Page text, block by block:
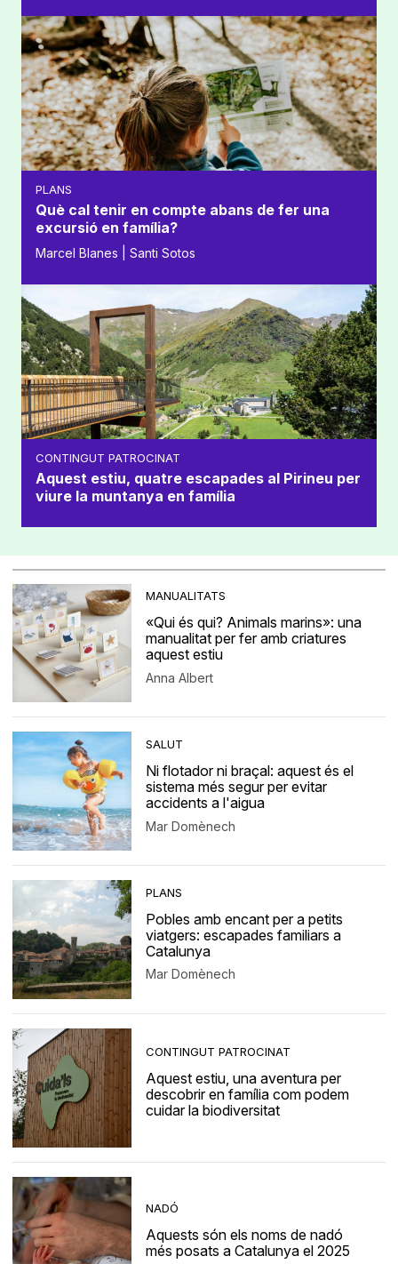
PLANS
Què cal tenir en compte abans de fer una
excursió en família?
Marcel Blanes | Santi Sotos
CONTINGUT PATROCINAT
Aquest estiu, quatre escapades al Pirineu per
viure la muntanya en família
MANUALITATS
«Qui és qui? Animals marins»: una
manualitat per fer amb criatures
aquest estiu
Anna Albert
SALUT
Ni flotador ni braçal: aquest és el
sistema més segur per evitar
accidents a l'aigua
Mar Domènech
PLANS
Pobles amb encant per a petits
viatgers: escapades familiars a
Catalunya
Mar Domènech
CONTINGUT PATROCINAT
Aquest estiu, una aventura per
descobrir en família com podem
cuidar la biodiversitat
NADÓ
Aquests són els noms de nadó
més posats a Catalunya el 2025